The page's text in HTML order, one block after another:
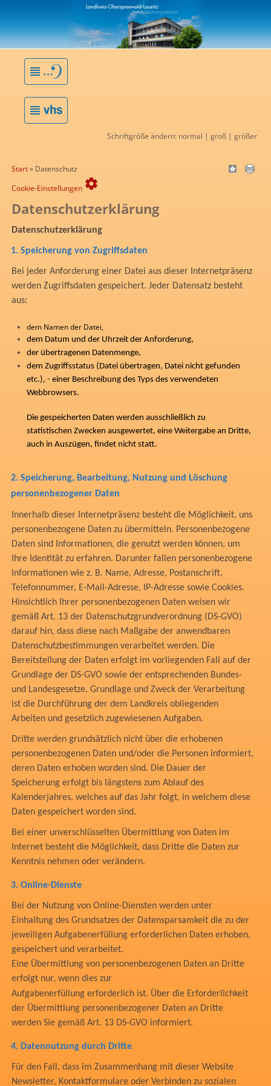
Schriftgröße ändern: normal | groß| größer
Start
Datenschutz
Cookie-Einstellungen settings
Datenschutzerklärung
Datenschutzerklärung
1. Speicherung von Zugriffsdaten
Bei jeder Anforderung einer Datei aus dieser Internetpräsenz
werden Zugriffsdaten gespeichert. Jeder Datensatz besteht
aus:
dem Namen der Datei,
dem Datum und der Uhrzeit der Anforderung,
der übertragenen Datenmenge,
dem Zugriffsstatus (Datei übertragen, Datei nicht gefunden
etc.), - einer Beschreibung des Typs des verwendeten
Webbrowsers.
Die gespeicherten Daten werden ausschließlich zu
statistischen Zwecken ausgewertet, eine Weitergabe an Dritte,
auch in Auszügen, findet nicht statt.
2. Speicherung, Bearbeitung, Nutzung und Löschung
personenbezogener Daten
Innerhalb dieser Internetpräsenz besteht die Möglichkeit, uns
personenbezogene Daten zu übermitteln. Personenbezogene
Daten sind Informationen, die genutzt werden können, um
Ihre Identität zu erfahren. Darunter fallen personenbezogene
Informationen wie z. B. Name, Adresse, Postanschrift,
Telefonnummer, E-Mail-Adresse, IP-Adresse sowie Cookies.
Hinsichtlich Ihrer personenbezogenen Daten weisen wir
gemäß Art. 13 der Datenschutzgrundverordnung (DS-GVO)
darauf hin, dass diese nach Maßgabe der anwendbaren
Datenschutzbestimmungen verarbeitet werden. Die
Bereitstellung der Daten erfolgt im vorliegenden Fall auf der
Grundlage der DS-GVO sowie der entsprechenden Bundes-
und Landesgesetze. Grundlage und Zweck der Verarbeitung
ist die Durchführung der dem Landkreis obliegenden
Arbeiten und gesetzlich zugewiesenen Aufgaben.
Dritte werden grundsätzlich nicht über die erhobenen
personenbezogenen Daten und/oder die Personen informiert,
deren Daten erhoben worden sind. Die Dauer der
Speicherung erfolgt bis längstens zum Ablauf des
Kalenderjahres, welches auf das Jahr folgt, in welchem diese
Daten gespeichert worden sind.
Bei einer unverschlüsselten Übermittlung von Daten im
Internet besteht die Möglichkeit, dass Dritte die Daten zur
Kenntnis nehmen oder verändern.
3. Online-Dienste
Bei der Nutzung von Online-Diensten werden unter
Einhaltung des Grundsatzes der Datensparsamkeit die zu der
jeweiligen Aufgabenerfüllung erforderlichen Daten erhoben,
gespeichert und verarbeitet.
Eine Übermittlung von personenbezogenen Daten an Dritte
erfolgt nur, wenn dies zur
Aufgabenerfüllung erforderlich ist. Über die Erforderlichkeit
der Übermittlung personenbezogener Daten an Dritte
werden Sie gemäß Art. 13 DS-GVO informiert.
4. Datennutzung durch Dritte
Für den Fall, dass im Zusammenhang mit dieser Website
Newsletter, Kontaktformulare oder Verbinden zu sozialen